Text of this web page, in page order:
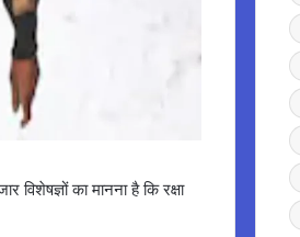
का मानना है कि रक्षा